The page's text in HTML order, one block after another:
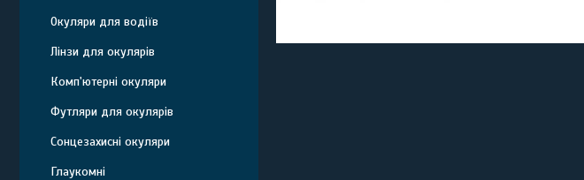
Окуляри для водіїв
Лінзи для окулярів
Комп'ютерні окуляри
Футляри для окулярів
Сонцезахисні окуляри
Глаукомні